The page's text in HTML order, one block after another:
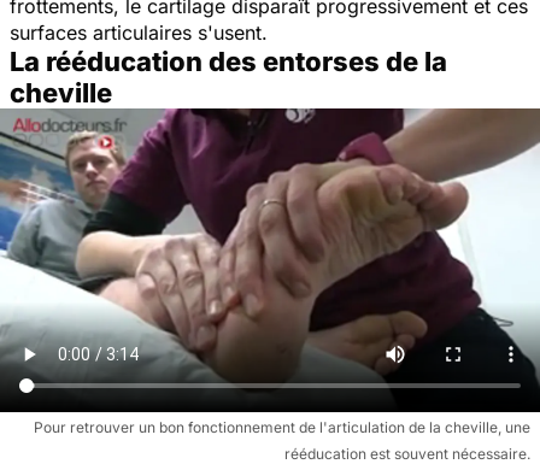
frottements, le cartilage disparaît progressivement et ces
surfaces articulaires s'usent.
La rééducation des entorses de la
cheville
Pour retrouver un bon fonctionnement de l'articulation de la cheville, une
rééducation est souvent nécessaire.